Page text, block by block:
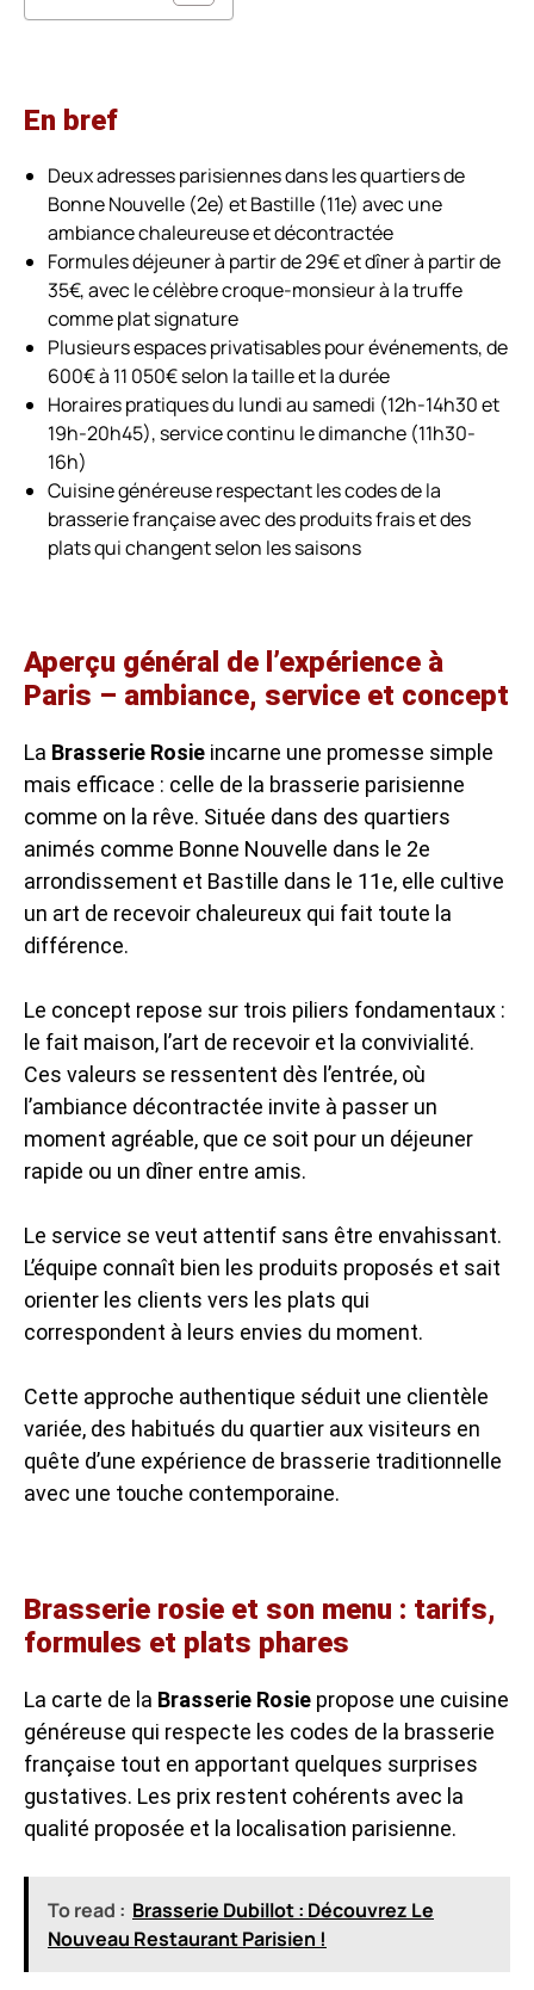
En bref
Deux adresses parisiennes dans les quartiers de
Bonne Nouvelle (2e) et Bastille (11e) avec une
ambiance chaleureuse et décontractée
Formules déjeuner à partir de 29€ et dîner à partir de
35€, avec le célèbre croque-monsieur à la truffe
comme plat signature
Plusieurs espaces privatisables pour événements, de
600€ à 11 050€ selon la taille et la durée
Horaires pratiques du lundi au samedi (12h-14h30 et
19h-20h45), service continu le dimanche (11h30-
16h)
Cuisine généreuse respectant les codes de la
brasserie française avec des produits frais et des
plats qui changent selon les saisons
Aperçu général de l’expérience à
Paris – ambiance, service et concept
La Brasserie Rosie incarne une promesse simple
mais efficace : celle de la brasserie parisienne
comme on la rêve. Située dans des quartiers
animés comme Bonne Nouvelle dans le 2e
arrondissement et Bastille dans le 11e, elle cultive
un art de recevoir chaleureux qui fait toute la
différence.
Le concept repose sur trois piliers fondamentaux :
le fait maison, l’art de recevoir et la convivialité.
Ces valeurs se ressentent dès l’entrée, où
l’ambiance décontractée invite à passer un
moment agréable, que ce soit pour un déjeuner
rapide ou un dîner entre amis.
Le service se veut attentif sans être envahissant.
L’équipe connaît bien les produits proposés et sait
orienter les clients vers les plats qui
correspondent à leurs envies du moment.
Cette approche authentique séduit une clientèle
variée, des habitués du quartier aux visiteurs en
quête d’une expérience de brasserie traditionnelle
avec une touche contemporaine.
Brasserie rosie et son menu : tarifs,
formules et plats phares
La carte de la Brasserie Rosie propose une cuisine
généreuse qui respecte les codes de la brasserie
française tout en apportant quelques surprises
gustatives. Les prix restent cohérents avec la
qualité proposée et la localisation parisienne.
To read : Brasserie Dubillot : Découvrez Le
Nouveau Restaurant Parisien !